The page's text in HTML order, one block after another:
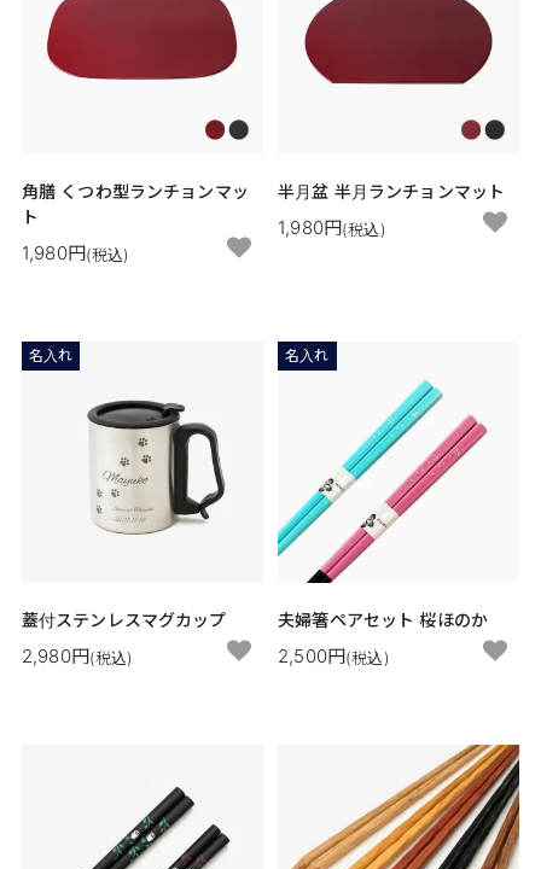
角膳 くつわ型ランチョンマッ
ト
1,980円(税込)
半月盆 半月ランチョンマット
1,980円(税込)
名入れ
蓋付ステンレスマグカップ
2,980円(税込)
名入れ
夫婦箸ペアセット 桜ほのか
2,500円(税込)